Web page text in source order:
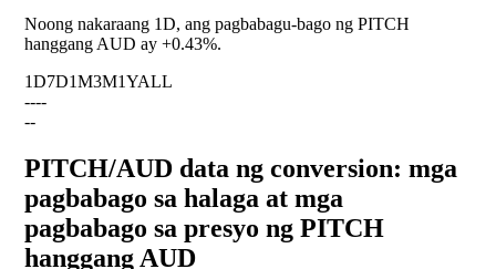
Noong nakaraang 1D, ang pagbabagu-bago ng PITCH
hanggang AUD ay +0.43%.
1D7D1M3M1YALL
----
--
PITCH/AUD data ng conversion: mga
pagbabago sa halaga at mga
pagbabago sa presyo ng PITCH
hanggang AUD